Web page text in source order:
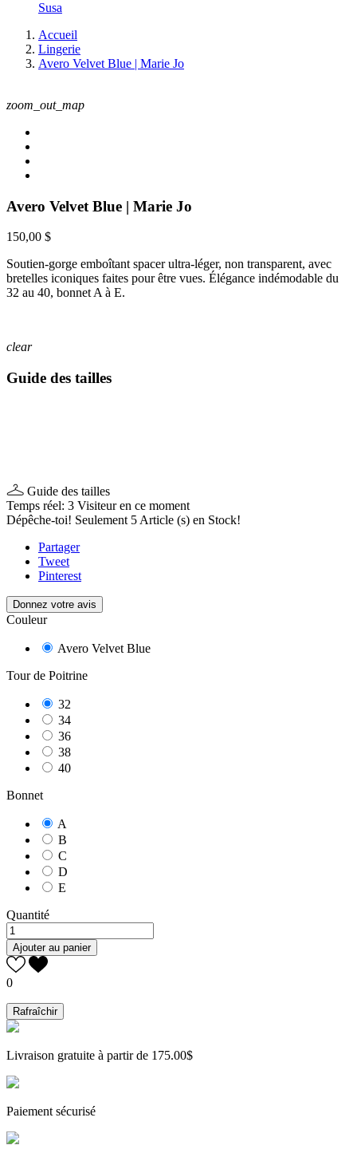
Susa
Accueil
Lingerie
Avero Velvet Blue | Marie Jo
zoom_out_map
Avero Velvet Blue | Marie Jo
150,00 $
Soutien‑gorge emboîtant spacer ultra‑léger, non transparent, avec
bretelles iconiques faites pour être vues. Élégance indémodable du
32 au 40, bonnet A à E.
clear
Guide des tailles
Guide des tailles
Temps réel: 3 Visiteur en ce moment
Dépêche-toi! Seulement 5 Article (s) en Stock!
Partager
Tweet
Pinterest
Donnez votre avis
Couleur
Avero Velvet Blue
Tour de Poitrine
32
34
36
38
40
Bonnet
A
B
C
D
E
Quantité
Ajouter au panier
0
Livraison gratuite à partir de 175.00$
Paiement sécurisé